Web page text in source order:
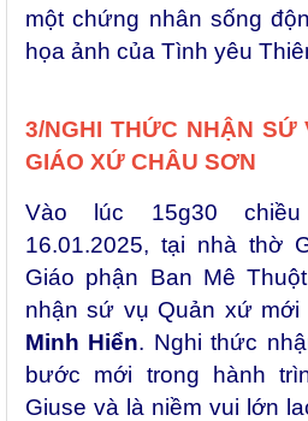
một chứng nhân sống
họa ảnh của Tình yêu
3/NGHI THỨC NHẬN SỨ
GIÁO XỨ CHÂU SƠN
Vào lúc 15g30
16.01.2025, tại nhà thờ
Giáo phận Ban Mê
nhận sứ vụ Quản xứ mới
Minh Hiển. Nghi thức
bước mới trong hành
Giuse và là niềm vui lớn